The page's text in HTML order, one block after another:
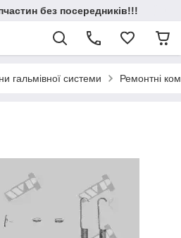
без посередників!!!
гальмівної системи Ремонтні